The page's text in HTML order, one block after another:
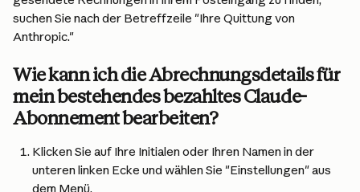
suchen Sie nach der Betreffzeile "Ihre Quittung von
Anthropic."
Wie kann ich die Abrechnungsdetails für
mein bestehendes bezahltes Claude-
Abonnement bearbeiten?
Klicken Sie auf Ihre Initialen oder Ihren Namen in der
unteren linken Ecke und wählen Sie "Einstellungen" aus
dem Menü.